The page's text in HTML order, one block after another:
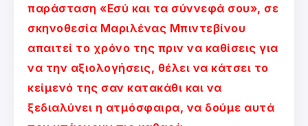
παράσταση «Εσύ και τα σύννεφά σου», σε
σκηνοθεσία Μαριλένας Μπιντεβίνου
απαιτεί το χρόνο της πριν να καθίσεις για
να την αξιολογήσεις, θέλει να κάτσει το
κείμενό της σαν κατακάθι και να
ξεδιαλύνει η ατμόσφαιρα, να δούμε αυτά